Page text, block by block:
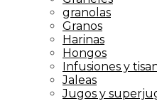
granolas
Granos
Harinas
Hongos
Infusiones y
Jaleas
Jugos y